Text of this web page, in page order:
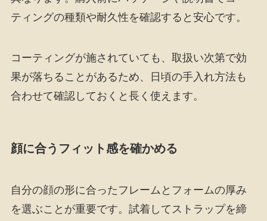
ティングの種類や耐久性を確認すると安心です。
コーティングが施されていても、取扱い次第で効
果が落ちることがあるため、日頃の手入れ方法も
合わせて確認しておくと長く使えます。
顔に合うフィット感を確かめる
自分の顔の形に合ったフレームとフォームの厚み
を選ぶことが重要です。試着してストラップを締